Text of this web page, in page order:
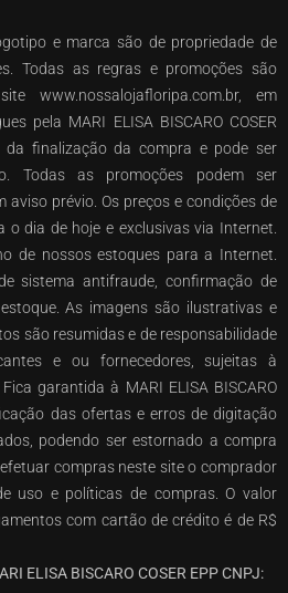
e marca são de propriedade de
Todas as regras e promoções são
www.nossalojafloripa.com.br, em
pela MARI ELISA BISCARO COSER
da finalização da compra e pode ser
Todas as promoções podem ser
aviso prévio. Os preços e condições de
dia de hoje e exclusivas via Internet.
de nossos estoques para a Internet.
sistema antifraude, confirmação de
As imagens são ilustrativas e
são resumidas e de responsabilidade
e ou fornecedores, sujeitas à
garantida à MARI ELISA BISCARO
das ofertas e erros de digitação
podendo ser estornado a compra
compras neste site o comprador
uso e políticas de compras. O valor
com cartão de crédito é de R$
ELISA BISCARO COSER EPP CNPJ: